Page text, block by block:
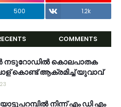
500 1.2k
COMMENTS
നടുറോഡിൽ കൊലപാതക
കൊണ്ട് ആക്രമിച്ച് യുവാവ്
നിന്ന് എം ഡി എം